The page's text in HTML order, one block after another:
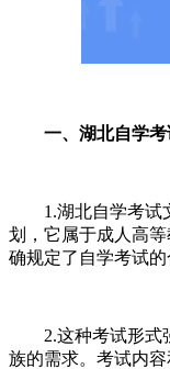
一、湖北自学考
1.湖北自学考试文
划，它属于成人高
确规定了自学考试
2.这种考试形式强
族的需求。考试内